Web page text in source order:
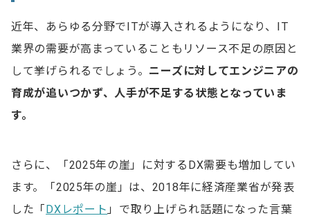
近年、あらゆる分野でITが導入されるようになり、IT
業界の需要が高まっていることもリソース不足の原因と
して挙げられるでしょう。 ニーズに対してエンジニアの
育成が追いつかず、人手が不足する状態となっていま
す。
さらに、「2025年の崖」に対するDX需要も増加してい
ます。「2025年の崖」は、2018年に経済産業省が発表
した「DXレポート 」で取り上げられ話題になった言葉